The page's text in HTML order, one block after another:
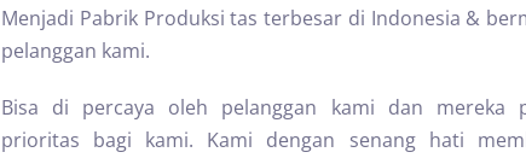
Menjadi Pabrik Produksi tas terbesar di Indonesia &
pelanggan kami.
Bisa di percaya oleh pelanggan kami dan mereka
prioritas bagi kami. Kami dengan senang hati